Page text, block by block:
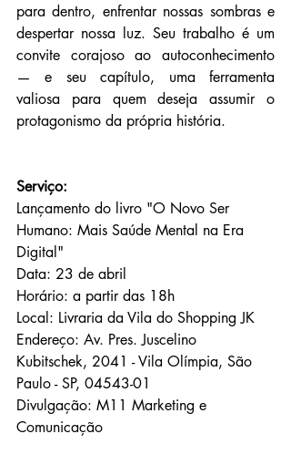
para dentro, enfrentar nossas sombras e
despertar nossa luz. Seu trabalho é um
convite corajoso ao autoconhecimento
— e seu capítulo, uma ferramenta
valiosa para quem deseja assumir o
protagonismo da própria história.
Serviço:
Lançamento do livro "O Novo Ser
Humano: Mais Saúde Mental na Era
Digital"
Data: 23 de abril
Horário: a partir das 18h
Local: Livraria da Vila do Shopping JK
Endereço: Av. Pres. Juscelino
Kubitschek, 2041 - Vila Olímpia, São
Paulo - SP, 04543-01
Divulgação: M11 Marketing e
Comunicação